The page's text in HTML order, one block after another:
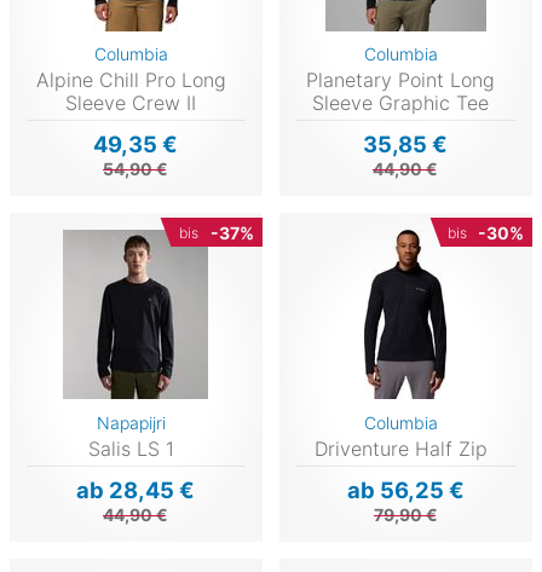
Columbia
Alpine Chill Pro Long
Sleeve Crew II
49,35 €
54,90 €
Columbia
Planetary Point Long
Sleeve Graphic Tee
35,85 €
44,90 €
bis -37%
Napapijri
Salis LS 1
ab 28,45 €
44,90 €
bis -30%
Columbia
Driventure Half Zip
ab 56,25 €
79,90 €